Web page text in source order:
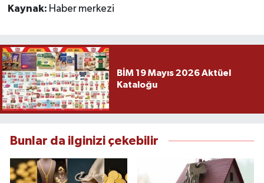
Kaynak: Haber merkezi
BİM 19 Mayıs 2026 Aktüel
Kataloğu
Bunlar da ilginizi çekebilir